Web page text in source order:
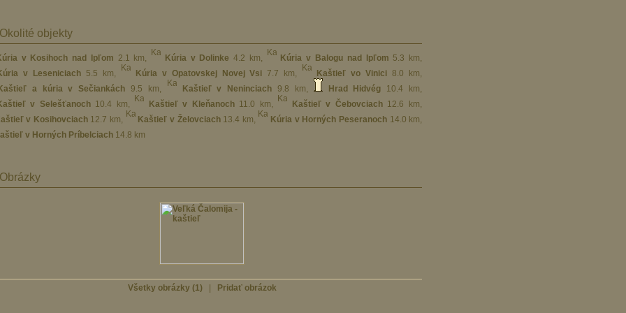
Okolité objekty
v Kosihoch nad Ipľom 2.1 km, Kúria v Dolinke 4.2 km, Kúria v Balogu nad Ipľom 5.3 km,
v Leseniciach5.5 km, Kúria v Opatovskej Novej Vsi 7.7 km, Kaštieľ vo Vinici 8.0 km,
a kúria v Sečiankách 9.5 km, Kaštieľ v Neninciach 9.8 km, Hrad Hidvég 10.4 km,
v Selešťanoch10.4 km, Kaštieľ v Kleňanoch11.0 km, Kaštieľ v Čebovciach12.6 km,
v Kosihovciach12.7 km, Kaštieľ v Želovciach13.4 km, Kúria v Horných Peseranoch14.0 km,
v Horných Príbelciach 14.8 km
Obrázky
Všetky obrázky (1)| Pridať obrázok